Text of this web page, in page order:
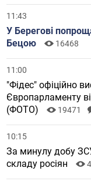
11:43
У Берегові
Бецою
16468
11:00
"Фідес" офіційно
Європарламенту
(ФОТО)
19471
10:15
За минулу добу
складу росіян